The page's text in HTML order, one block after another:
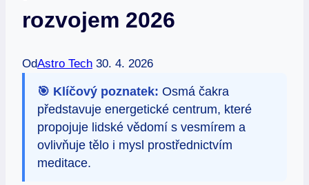
rozvojem 2026
OdAstro Tech 30. 4. 2026
🎯 Klíčový poznatek: Osmá čakra
představuje energetické centrum, které
propojuje lidské vědomí s vesmírem a
ovlivňuje tělo i mysl prostřednictvím
meditace.